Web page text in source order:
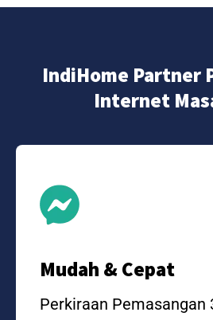
IndiHome Partner
Internet
Mudah & Cepat
Perkiraan Pemasangan